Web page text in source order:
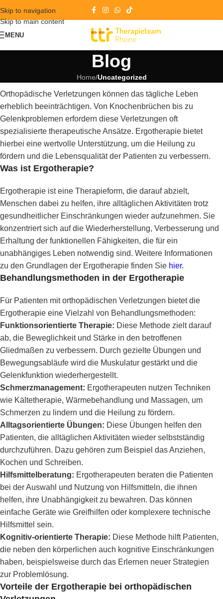
Skip to navigation
Skip to main content
MENU
Blog
Home/Uncategorized
Orthopädische Verletzungen können das tägliche Leben
erheblich beeinträchtigen. Von Knochenbrüchen bis zu
Gelenkproblemen erfordern diese Verletzungen oft
spezialisierte therapeutische Ansätze. Ergotherapie bietet
hierbei eine wertvolle Unterstützung, um die Heilung zu
fördern und die Lebensqualität der Patienten zu verbessern.
Was ist Ergotherapie?
Ergotherapie ist eine Therapieform, die darauf abzielt,
Menschen dabei zu helfen, ihre alltäglichen Aktivitäten trotz
gesundheitlicher Einschränkungen wieder aufzunehmen. Sie
konzentriert sich auf die Wiederherstellung, Verbesserung und
Erhaltung der funktionellen Fähigkeiten, die für ein
unabhängiges Leben notwendig sind. Weitere Informationen
zu den Grundlagen der Ergotherapie finden Sie hier.
Behandlungsmethoden in der Ergotherapie
Für Patienten mit orthopädischen Verletzungen bietet die
Ergotherapie eine Vielzahl von Behandlungsmethoden:
Funktionsorientierte Therapie: Diese Methode zielt darauf
ab, die Beweglichkeit und Stärke in den betroffenen
Gliedmaßen zu verbessern. Durch gezielte Übungen und
Bewegungsabläufe wird die Muskulatur gestärkt und die
Gelenkfunktion wiederhergestellt.
Schmerzmanagement: Ergotherapeuten nutzen Techniken
wie Kältetherapie, Wärmebehandlung und Massagen, um
Schmerzen zu lindern und die Heilung zu fördern.
Alltagsorientierte Übungen: Diese Übungen helfen den
Patienten, die alltäglichen Aktivitäten wieder selbstständig
durchzuführen. Dazu gehören zum Beispiel das Anziehen,
Kochen und Schreiben.
Hilfsmittelberatung: Ergotherapeuten beraten die Patienten
bei der Auswahl und Nutzung von Hilfsmitteln, die ihnen
helfen, ihre Unabhängigkeit zu bewahren. Das können
einfache Geräte wie Greifhilfen oder komplexere technische
Hilfsmittel sein.
Kognitiv-orientierte Therapie: Diese Methode hilft Patienten,
die neben den körperlichen auch kognitive Einschränkungen
haben, beispielsweise durch das Erlernen neuer Strategien
zur Problemlösung.
Vorteile der Ergotherapie bei orthopädischen